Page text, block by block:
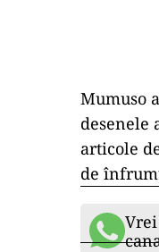
Mumuso
desenele
articole
de